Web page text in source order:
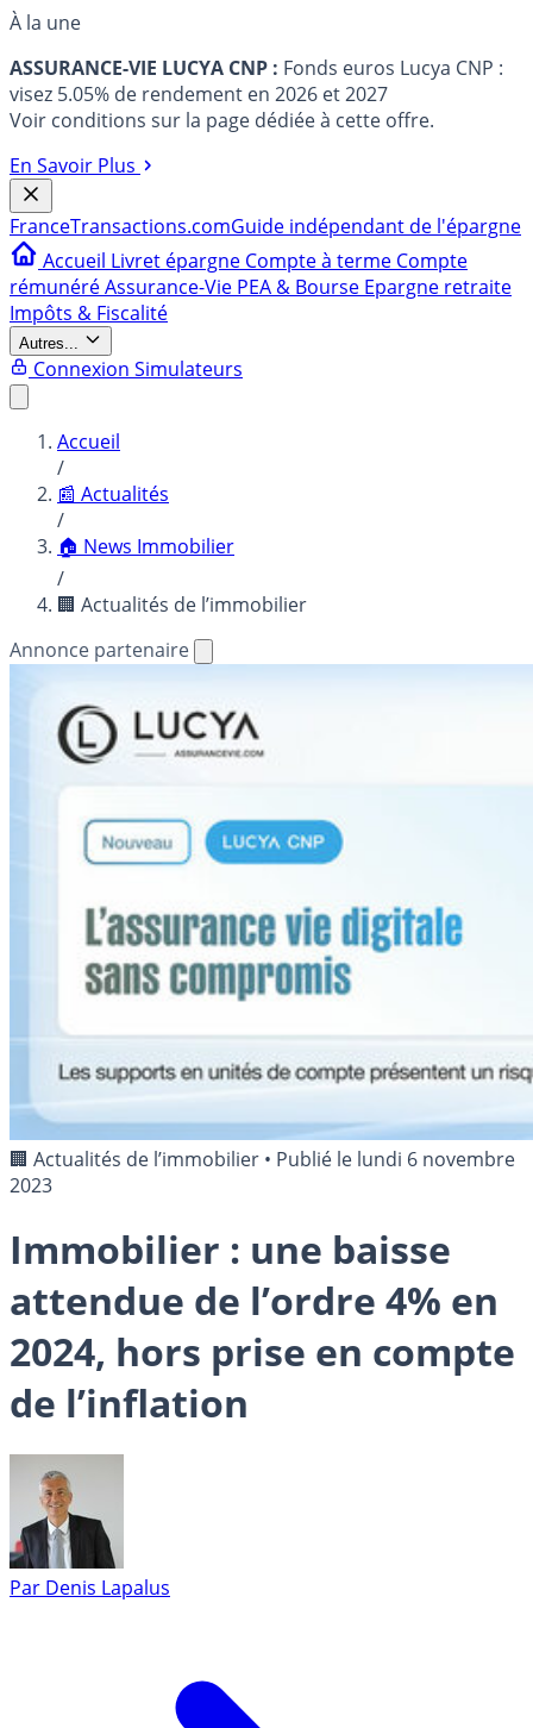
À la une
ASSURANCE-VIE LUCYA CNP : Fonds euros Lucya CNP :
visez 5.05% de rendement en 2026 et 2027
Voir conditions sur la page dédiée à cette offre.
En Savoir Plus
FranceTransactions.comGuide indépendant de l'épargne
Accueil Livret épargne Compte à terme Compte
rémunéréAssurance-Vie PEA & Bourse Epargne retraite
Impôts & Fiscalité
Autres...
Connexion Simulateurs
Accueil
/
📰 Actualités
/
🏠 News Immobilier
/
🏢 Actualités de l’immobilier
Annonce partenaire
🏢 Actualités de l’immobilier • Publié le lundi 6 novembre
2023
Immobilier : une baisse
attendue de l’ordre 4% en
2024, hors prise en compte
de l’inflation
Par Denis Lapalus